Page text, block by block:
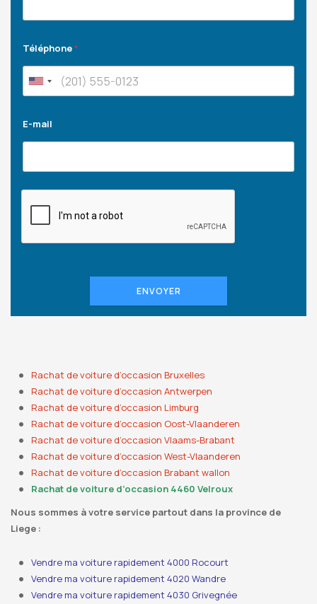
Téléphone*
E-mail
ENVOYER
Rachat de voiture d’occasion Bruxelles
Rachat de voiture d’occasion Antwerpen
Rachat de voiture d’occasion Limburg
Rachat de voiture d’occasion Oost-Vlaanderen
Rachat de voiture d’occasion Vlaams-Brabant
Rachat de voiture d’occasion West-Vlaanderen
Rachat de voiture d’occasion Brabant wallon
Rachat de voiture d’occasion 4460 Velroux
Nous sommes à votre service partout dans la province de
Liege :
Vendre ma voiture rapidement 4000 Rocourt
Vendre ma voiture rapidement 4020 Wandre
Vendre ma voiture rapidement 4030 Grivegnée